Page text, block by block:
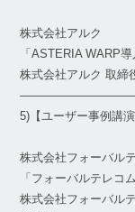
株式会社アルク
「ASTERIA WARP
株式会社アルク 取締
5)【ユーザー事例講演
株式会社フォーバル
「フォーバルテレコ
株式会社フォーバル